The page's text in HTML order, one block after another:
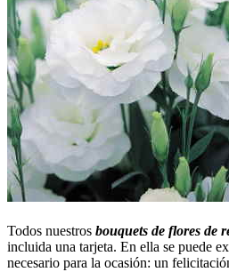
Todos nuestros bouquets de flores de
incluida una tarjeta. En ella se puede
necesario para la ocasión: un